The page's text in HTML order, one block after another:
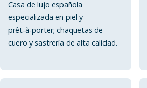
Casa de lujo española
especializada en piel y
prêt‑à‑porter; chaquetas de
cuero y sastrería de alta calidad.